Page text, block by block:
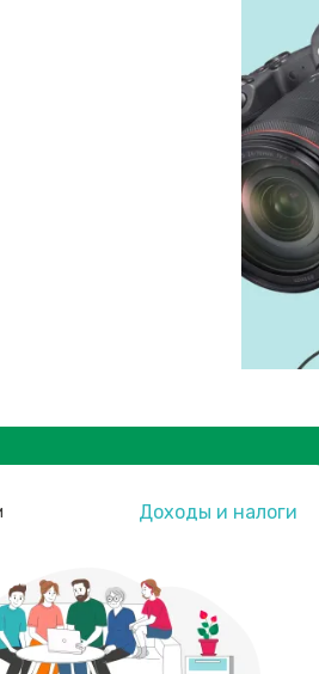
Доходы и налоги